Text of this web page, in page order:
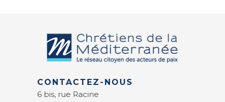
CONTACTEZ-NOUS
6 bis, rue Racine